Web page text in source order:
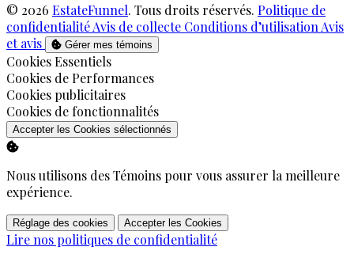
© 2026 EstateFunnel. Tous droits réservés. Politique de
confidentialitéAvis de collecte Conditions d’utilisation Avis
et avis
Gérer mes témoins
Activer
Cookies Essentiels
Activer
Cookies de Performances
Activer
Cookies publicitaires
Activer
Cookies de fonctionnalités
Accepter les Cookies sélectionnés
Nous utilisons des Témoins pour vous assurer la meilleure
expérience.
Réglage des cookies Accepter les Cookies
Lire nos politiques de confidentialité